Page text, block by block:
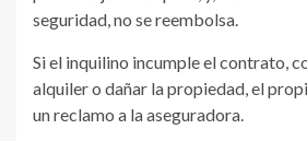
seguridad, no se reembolsa.
Si el inquilino incumple el contrato,
alquiler o dañar la propiedad, el
un reclamo a la aseguradora.